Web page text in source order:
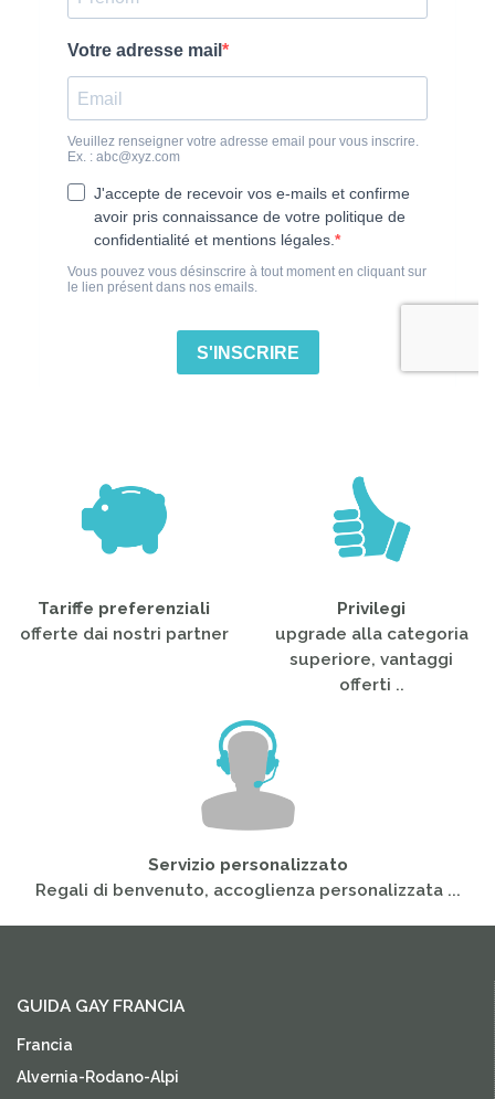
Tariffe preferenziali
offerte dai nostri partner
Privilegi
upgrade alla categoria
superiore, vantaggi
offerti ..
Servizio personalizzato
Regali di benvenuto, accoglienza personalizzata ...
GUIDA GAY FRANCIA
Francia
Alvernia-Rodano-Alpi